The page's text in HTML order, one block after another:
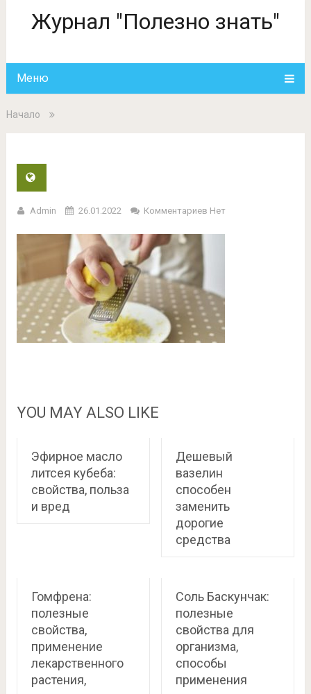
Журнал "Полезно знать"
Меню
Начало
Admin 26.01.2022 Комментариев Нет
YOU MAY ALSO LIKE
Эфирное масло
литсея кубеба:
свойства, польза
и вред
Дешевый
вазелин
способен
заменить
дорогие
средства
Гомфрена:
полезные
свойства,
применение
лекарственного
растения,
Соль Баскунчак:
полезные
свойства для
организма,
способы
применения